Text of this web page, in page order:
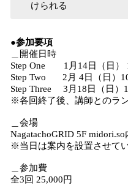
けられる
●参加要項
＿開催日時
Step One 1月14日（日）
Step Two 2月 4日（日）
Step Three 3月18日（日）
※各回終了後、講師とのラ
＿会場
NagatachoGRID 5F midori.so
※当日は案内を設置させて
＿参加費
全3回 25,000円